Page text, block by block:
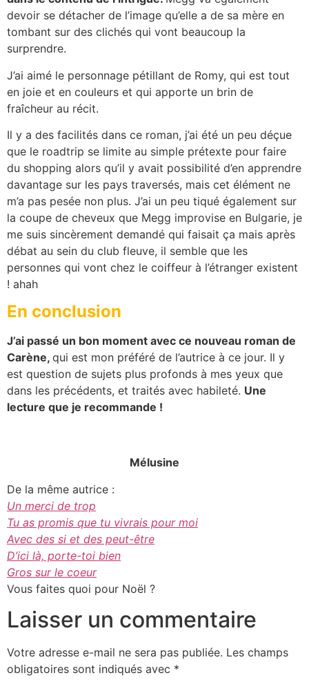
devoir se détacher de l’image qu’elle a de sa mère en
tombant sur des clichés qui vont beaucoup la
surprendre.
J’ai aimé le personnage pétillant de Romy, qui est tout
en joie et en couleurs et qui apporte un brin de
fraîcheur au récit.
Il y a des facilités dans ce roman, j’ai été un peu déçue
que le roadtrip se limite au simple prétexte pour faire
du shopping alors qu’il y avait possibilité d’en apprendre
davantage sur les pays traversés, mais cet élément ne
m’a pas pesée non plus. J’ai un peu tiqué également sur
la coupe de cheveux que Megg improvise en Bulgarie, je
me suis sincèrement demandé qui faisait ça mais après
débat au sein du club fleuve, il semble que les
personnes qui vont chez le coiffeur à l’étranger existent
! ahah
En conclusion
J’ai passé un bon moment avec ce nouveau roman de
Carène, qui est mon préféré de l’autrice à ce jour. Il y
est question de sujets plus profonds à mes yeux que
dans les précédents, et traités avec habileté. Une
lecture que je recommande !
Mélusine
De la même autrice :
Un merci de trop
Tu as promis que tu vivrais pour moi
Avec des si et des peut-être
D’ici là, porte-toi bien
Gros sur le coeur
Vous faites quoi pour Noël ?
Laisser un commentaire
Votre adresse e-mail ne sera pas publiée. Les champs
obligatoires sont indiqués avec *